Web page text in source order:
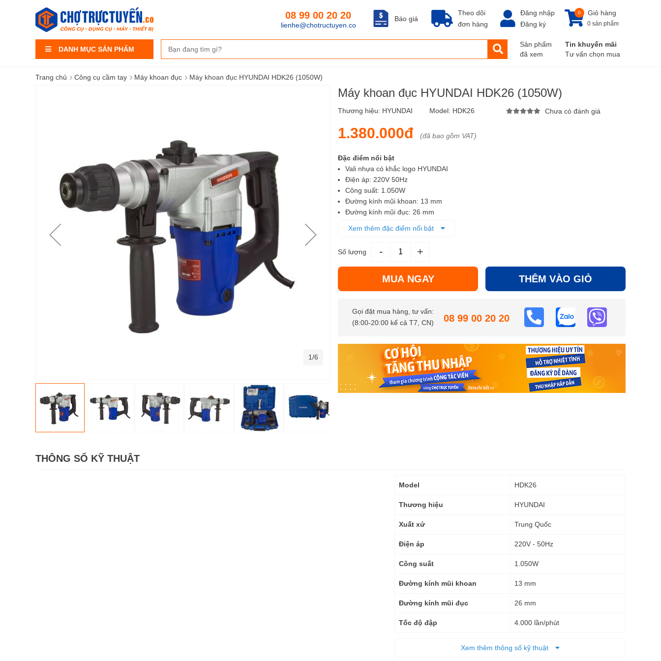
DANH MỤC SẢN PHẨM
Theo dõi
đơn hàng
Báo giá
08 99 00 20 20
lienhe@chotructuyen.co
Đăng nhập
Đăng ký
Giỏ hàng
0
0 sản phẩm
Sản phẩm
đã xem
Tin khuyến mãi
Tư vấn chọn mua
Trang chủ › Công cụ cầm tay › Máy khoan đục › Máy khoan đục HYUNDAI HDK26 (1050W)
Máy khoan đục HYUNDAI HDK26 (1050W)
Thương hiệu: HYUNDAI Model: HDK26 Chưa có đánh giá
1.380.000đ (đã bao gồm VAT)
Đặc điểm nổi bật
Vali nhựa có khắc logo HYUNDAI
Điện áp: 220V 50Hz
Công suất: 1.050W
Đường kính mũi khoan: 13 mm
Đường kính mũi đục: 26 mm
Tốc độ không tải: 1.000 vòng/phút
Xem thêm đặc điểm nổi bật
Số lượng - +
MUA NGAY THÊM VÀO GIỎ
Gọi đặt mua hàng, tư vấn:
(8:00-20:00 kể cả T7, CN)
08 99 00 20 20
1/6
THÔNG SỐ KỸ THUẬT
kỹ
Model HDK26
Thương hiệu HYUNDAI
Xuất xứ Trung Quốc
Điện áp 220V - 50Hz
Công suất 1.050W
Đường kính mũi khoan 13 mm
Đường kính mũi đục 26 mm
Tốc độ đập 4.000 lần/phút
Xem thêm thông số kỹ thuật